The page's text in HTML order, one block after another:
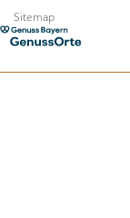
Zum
Inhalt
Sitemap